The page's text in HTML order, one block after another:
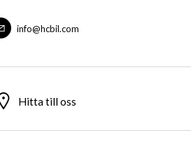
info@hcbil.com
Hitta till oss